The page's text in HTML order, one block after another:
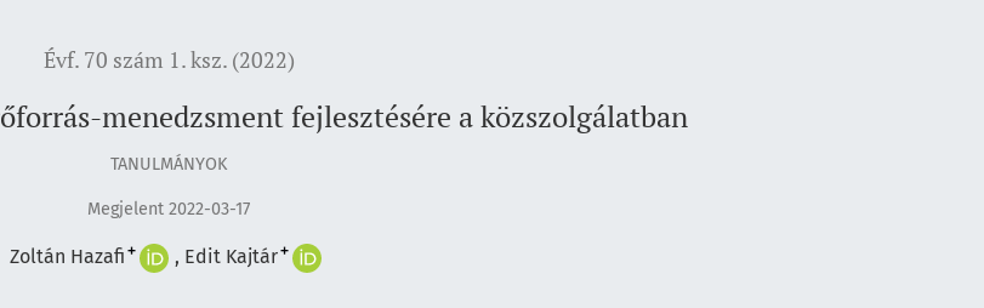
Évf. 70 szám 1. ksz. (2022)
menedzsment fejlesztésére a közszolgálatban
TANULMÁNYOK
Megjelent 2022-03-17
Zoltán Hazafi + Edit Kajtár+